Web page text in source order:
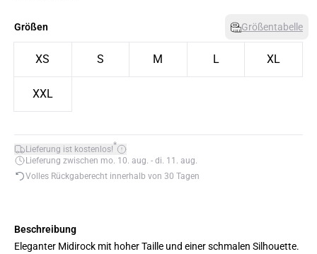
Größen Größentabelle
XS S M L XL
XXL
Lieferung ist kostenlos!*
Lieferung zwischen mo. 10. aug. - di. 11. aug.
Volles Rückgaberecht innerhalb von 30 Tagen
Beschreibung
Eleganter Midirock mit hoher Taille und einer schmalen Silhouette.